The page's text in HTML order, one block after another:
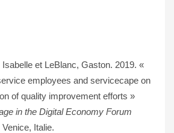
et LeBlanc, Gaston. 2019. «
employees and servicecape on
of quality improvement efforts »
in the Digital Economy Forum
Italie.